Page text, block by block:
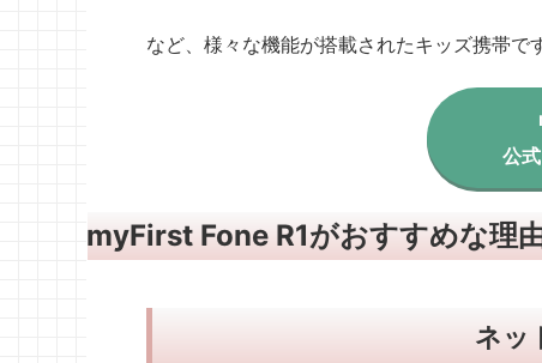
など、様々な機能が搭載されたキッズ携帯です
公
myFirst Fone R1がおすすめな
ネッ